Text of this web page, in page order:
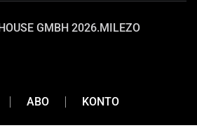
GMBH 2026.MILEZO
ABO KONTO